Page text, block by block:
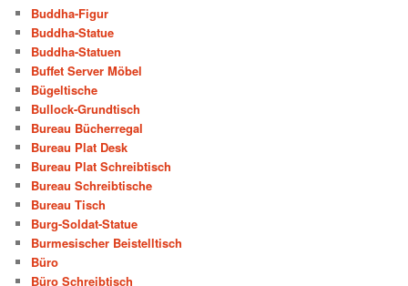
Buddha-Figur
Buddha-Statue
Buddha-Statuen
Buffet Server Möbel
Bügeltische
Bullock-Grundtisch
Bureau Bücherregal
Bureau Plat Desk
Bureau Plat Schreibtisch
Bureau Schreibtische
Bureau Tisch
Burg-Soldat-Statue
Burmesischer Beistelltisch
Büro
Büro Schreibtisch